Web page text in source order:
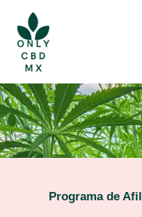
contenido
Programa de